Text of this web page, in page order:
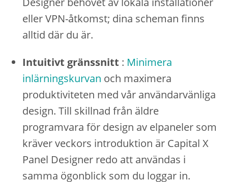
eller VPN-åtkomst; dina scheman finns
alltid där du är.
Intuitivt gränssnitt : Minimera
inlärningskurvan och maximera
produktiviteten med vår användarvänliga
design. Till skillnad från äldre
programvara för design av elpaneler som
kräver veckors introduktion är Capital X
Panel Designer redo att användas i
samma ögonblick som du loggar in.